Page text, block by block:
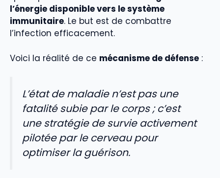
l’énergie disponible vers le système
immunitaire. Le but est de combattre
l’infection efficacement.
Voici la réalité de ce mécanisme de défense :
L’état de maladie n’est pas une
fatalité subie par le corps ; c’est
une stratégie de survie activement
pilotée par le cerveau pour
optimiser la guérison.